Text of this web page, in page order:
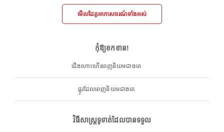
មើលដៃគូអាកាសចរណ៍ទាំងអស់
កុំឱ្យខកខាន!
ជើងហោះហើរពេញនិយមជាងគេ
ផ្លូវដែលពេញនិយមជាងគេ
វិធីសាស្ត្រទូទាត់ដែលបានទទួល